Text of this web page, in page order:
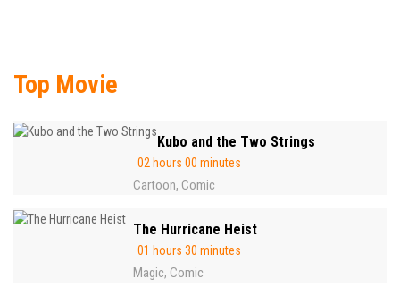
Top Movie
Kubo and the Two Strings
02 hours 00 minutes
Cartoon, Comic
The Hurricane Heist
01 hours 30 minutes
Magic, Comic